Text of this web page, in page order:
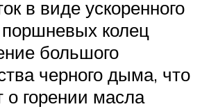
в виде ускоренного
поршневых колец
большого
черного дыма, что
о горении масла